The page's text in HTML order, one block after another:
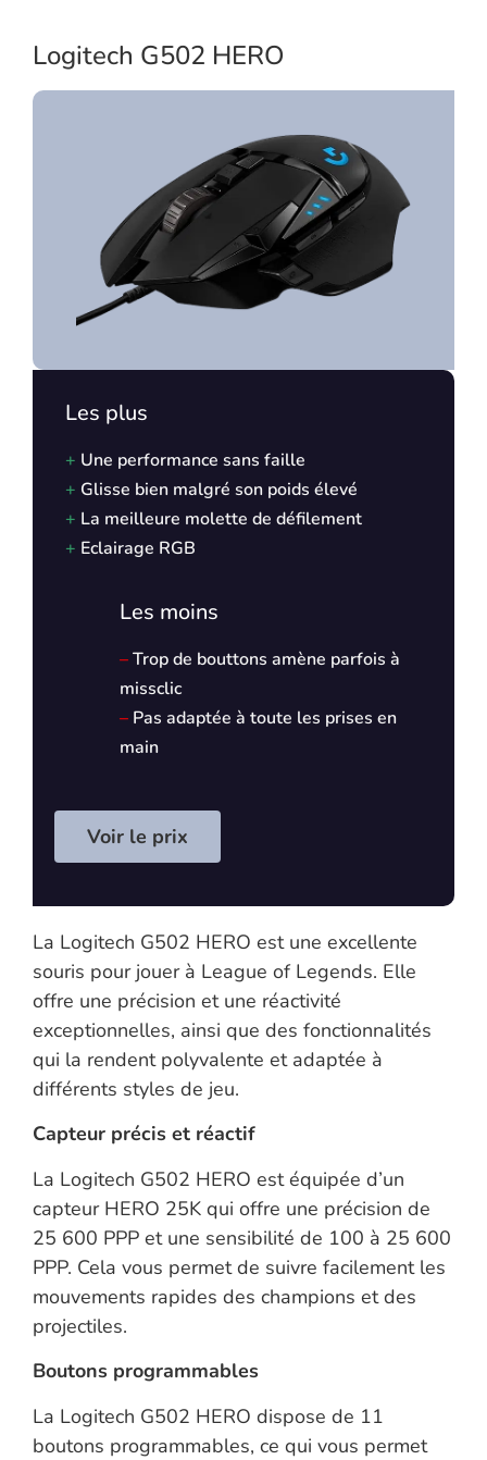
Logitech G502 HERO
Les plus
+ Une performance sans faille
+ Glisse bien malgré son poids élevé
+ La meilleure molette de défilement
+ Eclairage RGB
Les moins
–Trop de bouttons amène parfois à
missclic
– Pas adaptée à toute les prises en
main
Voir le prix
La Logitech G502 HERO est une excellente
souris pour jouer à League of Legends. Elle
offre une précision et une réactivité
exceptionnelles, ainsi que des fonctionnalités
qui la rendent polyvalente et adaptée à
différents styles de jeu.
Capteur précis et réactif
La Logitech G502 HERO est équipée d’un
capteur HERO 25K qui offre une précision de
25 600 PPP et une sensibilité de 100 à 25 600
PPP. Cela vous permet de suivre facilement les
mouvements rapides des champions et des
projectiles.
Boutons programmables
La Logitech G502 HERO dispose de 11
boutons programmables, ce qui vous permet